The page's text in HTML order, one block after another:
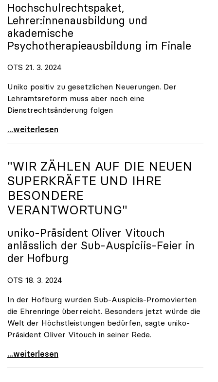
Hochschulrechtspaket,
Lehrer:innenausbildung und
akademische
Psychotherapieausbildung im Finale
OTS 21. 3. 2024
Uniko positiv zu gesetzlichen Neuerungen. Der
Lehramtsreform muss aber noch eine
Dienstrechtsänderung folgen
„Master“ darf im Lehramt nicht zur Makulatur
...weiterlesen
"WIR ZÄHLEN AUF DIE NEUEN
SUPERKRÄFTE UND IHRE
BESONDERE
VERANTWORTUNG"
uniko-Präsident Oliver Vitouch
anlässlich der Sub-Auspiciis-Feier in
der Hofburg
OTS 18. 3. 2024
In der Hofburg wurden Sub-Auspiciis-Promovierten
die Ehrenringe überreicht. Besonders jetzt würde die
Welt der Höchstleistungen bedürfen, sagte uniko-
Präsident Oliver Vitouch in seiner Rede.
\"Wir zählen auf die neuen Superkräfte und ihre
...weiterlesen